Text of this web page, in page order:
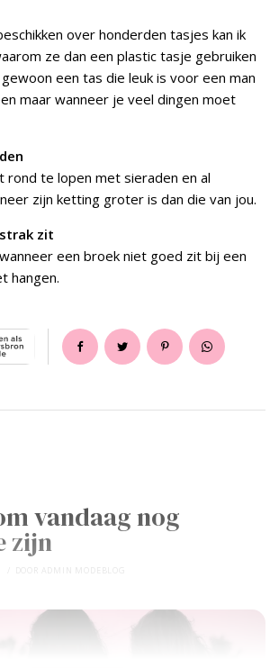
over honderden tasjes kan ik
ze dan een plastic tasje gebruiken
een tas die leuk is voor een man
maar wanneer je veel dingen moet
rond te lopen met sieraden en al
zijn ketting groter is dan die van jou.
zit
een broek niet goed zit bij een
hangen.
vandaag nog
zijn